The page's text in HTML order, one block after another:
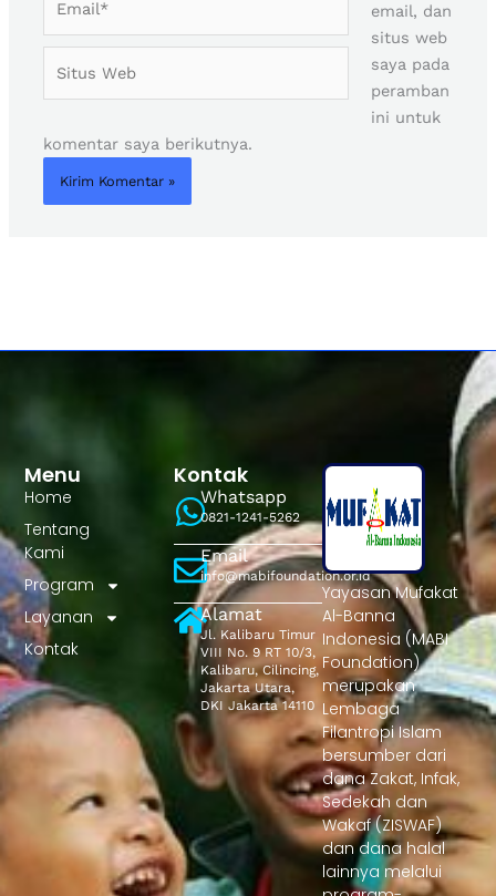
Web
email, dan
situs web
saya pada
peramban
ini untuk
komentar saya berikutnya.
Menu
Home
Tentang
Kami
Program
Layanan
Kontak
Kontak
Whatsapp
0821-1241-5262
Email
info@mabifoundation.or.id
Alamat
Jl. Kalibaru Timur
VIII No. 9 RT 10/3,
Kalibaru, Cilincing,
Jakarta Utara,
DKI Jakarta 14110
Yayasan Mufakat
Al-Banna
Indonesia (MABI
Foundation)
merupakan
Lembaga
Filantropi Islam
bersumber dari
dana Zakat, Infak,
Sedekah dan
Wakaf (ZISWAF)
dan dana halal
lainnya melalui